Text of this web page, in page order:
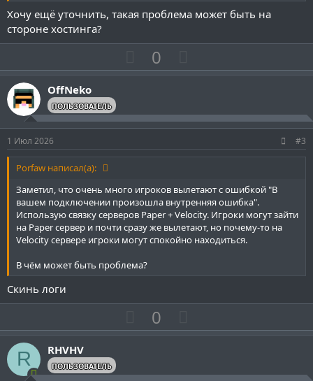
Хочу ещё уточнить, такая проблема может быть на
стороне хостинга?
П
о
т
в
ы
й
г
о
л
о
0
е
т
в
ы
й
г
о
о
OffNeko
ПОЛЬЗОВАТЕЛЬ
1 Июл 2026 #3
Porfaw написал(а):
Заметил, что очень много игроков вылетают с ошибкой "В
вашем подключении произошла внутренняя ошибка".
Использую связку серверов Paper + Velocity. Игроки могут зайти
на Paper сервер и почти сразу же вылетают, но почему-то на
Velocity сервере игроки могут спокойно находиться.
В чём может быть проблема?
Скинь логи
П
о
0
е
R RHVHV
ПОЛЬЗОВАТЕЛЬ